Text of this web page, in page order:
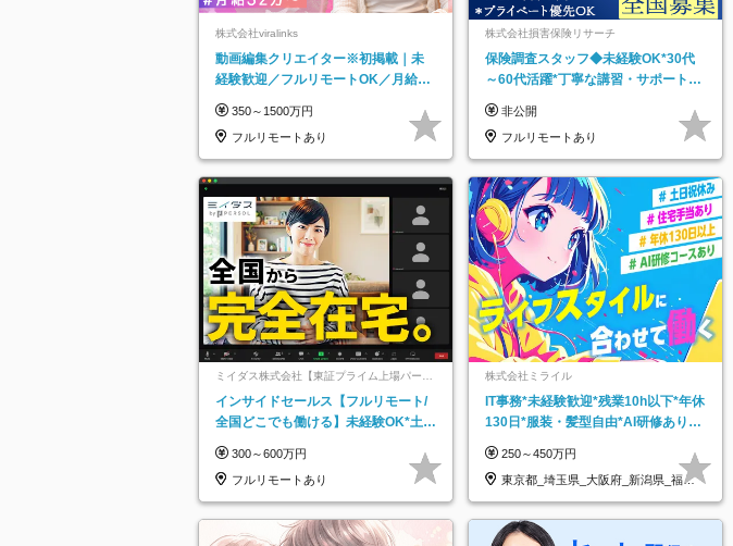
株式会社viralinks
動画編集クリエイター※初掲載｜未
経験歓迎／フルリモートOK／月給32
350～1500万円
フルリモートあり
株式会社損害保険リサーチ
保険調査スタッフ◆未経験OK*30代
～60代活躍*丁寧な講習・サポートあ
託
非公開
フルリモートあり
ミイダス株式会社【東証プライム上場パーソ
インサイドセールス【フルリモート/
全国どこでも働ける】未経験OK*土日
300～600万円
フルリモートあり
株式会社ミライル
IT事務*未経験歓迎*残業10h以下*年休
130日*服装・髪型自由*AI研修あり*
250～450万円
東京都_埼玉県_大阪府_新潟県_福岡
県